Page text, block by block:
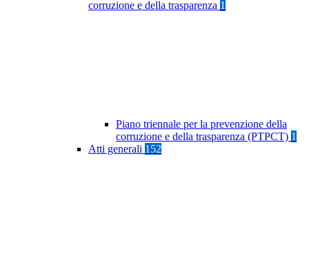
corruzione e della trasparenza 1
Piano triennale per la prevenzione della
corruzione e della trasparenza (PTPCT) 1
Atti generali 152